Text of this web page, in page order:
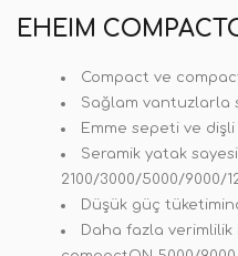
EHEIM
Compact ve
Sağlam vantuzlarla
Emme sepeti ve
Seramik yatak
2100/3000/5000/9000/
Düşük güç
Daha fazla